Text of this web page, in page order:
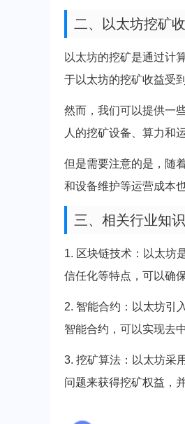
二、以太坊挖矿
以太坊的挖矿是通过计
于以太坊的挖矿收益受
然而，我们可以提供一
人的挖矿设备、算力和
但是需要注意的是，随
和设备维护等运营成本
三、相关行业知
1. 区块链技术：以太坊
信任化等特点，可以确
2. 智能合约：以太坊引
智能合约，可以实现去
3. 挖矿算法：以太坊采
问题来获得挖矿权益，